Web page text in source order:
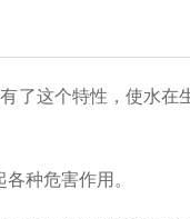
这个特性，使水在
种危害作用。